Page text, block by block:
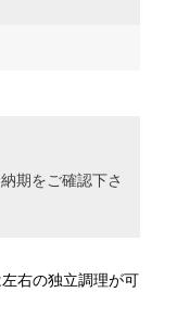
期をご確認下さ
右の独立調理が可